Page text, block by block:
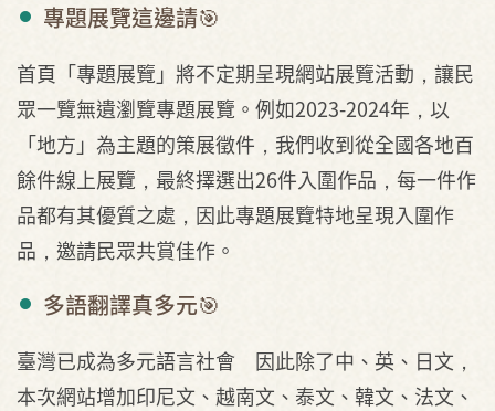
專題展覽這邊請🎯
首頁「專題展覽」將不定期呈現網站展覽活動，讓民
眾一覽無遺瀏覽專題展覽。例如2023-2024年，以
「地方」為主題的策展徵件，我們收到從全國各地百
餘件線上展覽，最終擇選出26件入圍作品，每一件作
品都有其優質之處，因此專題展覽特地呈現入圍作
品，邀請民眾共賞佳作。
多語翻譯真多元🎯
臺灣已成為多元語言社會 因此除了中、英、日文，
本次網站增加印尼文、越南文、泰文、韓文、法文、